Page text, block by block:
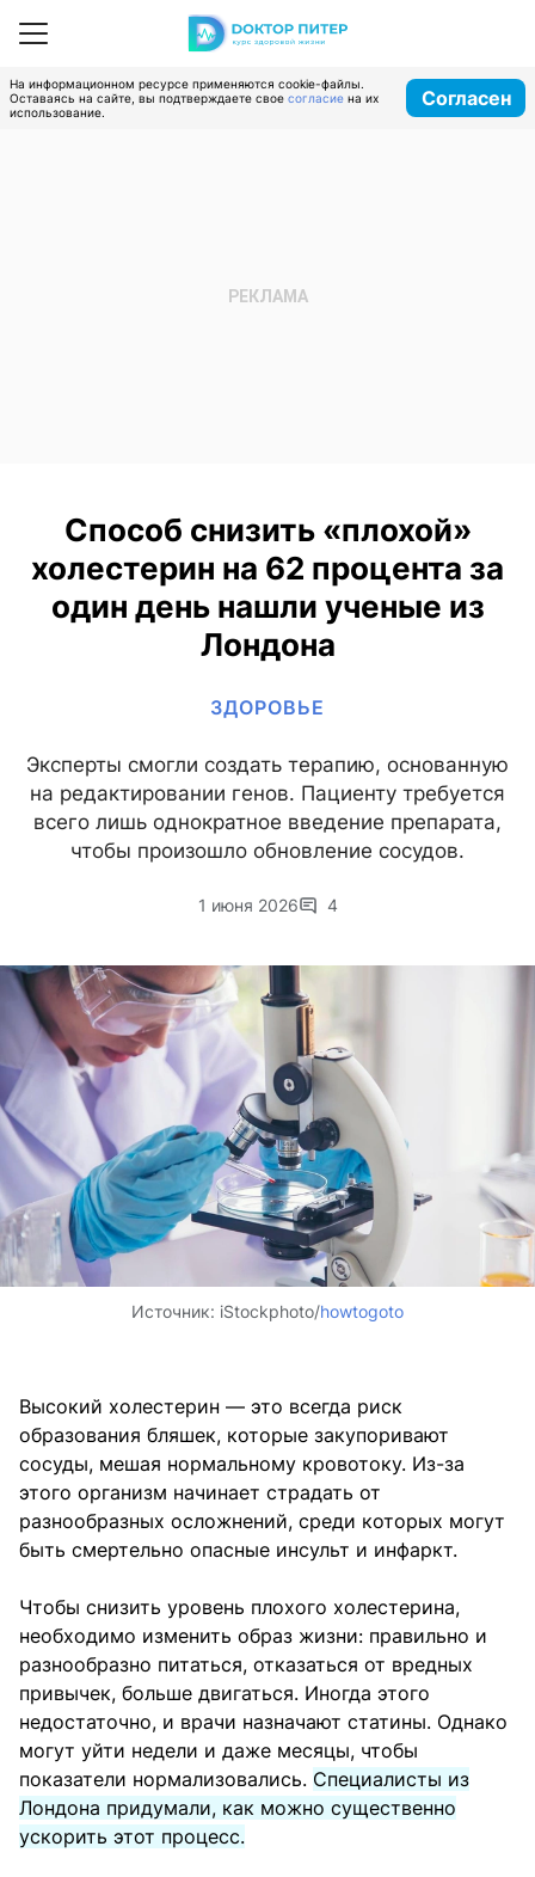
На информационном ресурсе применяются cookie-файлы.
Оставаясь на сайте, вы подтверждаете свое согласие на их
использование.
Согласен
Способ снизить «плохой»
холестерин на 62 процента за
один день нашли ученые из
Лондона
ЗДОРОВЬЕ
Эксперты смогли создать терапию, основанную
на редактировании генов. Пациенту требуется
всего лишь однократное введение препарата,
чтобы произошло обновление сосудов.
1 июня 2026 4
Источник: iStockphoto/howtogoto
Высокий холестерин — это всегда риск
образования бляшек, которые закупоривают
сосуды, мешая нормальному кровотоку. Из-за
этого организм начинает страдать от
разнообразных осложнений, среди которых могут
быть смертельно опасные инсульт и инфаркт.
Чтобы снизить уровень плохого холестерина,
необходимо изменить образ жизни: правильно и
разнообразно питаться, отказаться от вредных
привычек, больше двигаться. Иногда этого
недостаточно, и врачи назначают статины. Однако
могут уйти недели и даже месяцы, чтобы
показатели нормализовались. Специалисты из
Лондона придумали, как можно существенно
ускорить этот процесс.